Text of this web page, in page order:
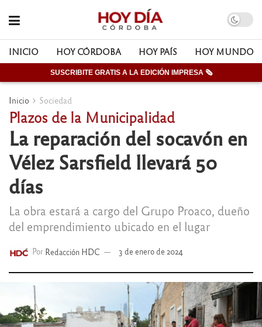
INICIO HOY CÓRDOBA HOY PAÍS HOY MUNDO
SUSCRIBITE GRATIS A LA EDICIÓN IMPRESA 🗞
Inicio Sociedad
Plazos de la Municipalidad
La reparación del socavón en
Vélez Sarsfield llevará 50
días
La obra estará a cargo del Grupo Proaco, dueño
del emprendimiento ubicado en el lugar
Por Redacción HDC 3 de enero de 2024